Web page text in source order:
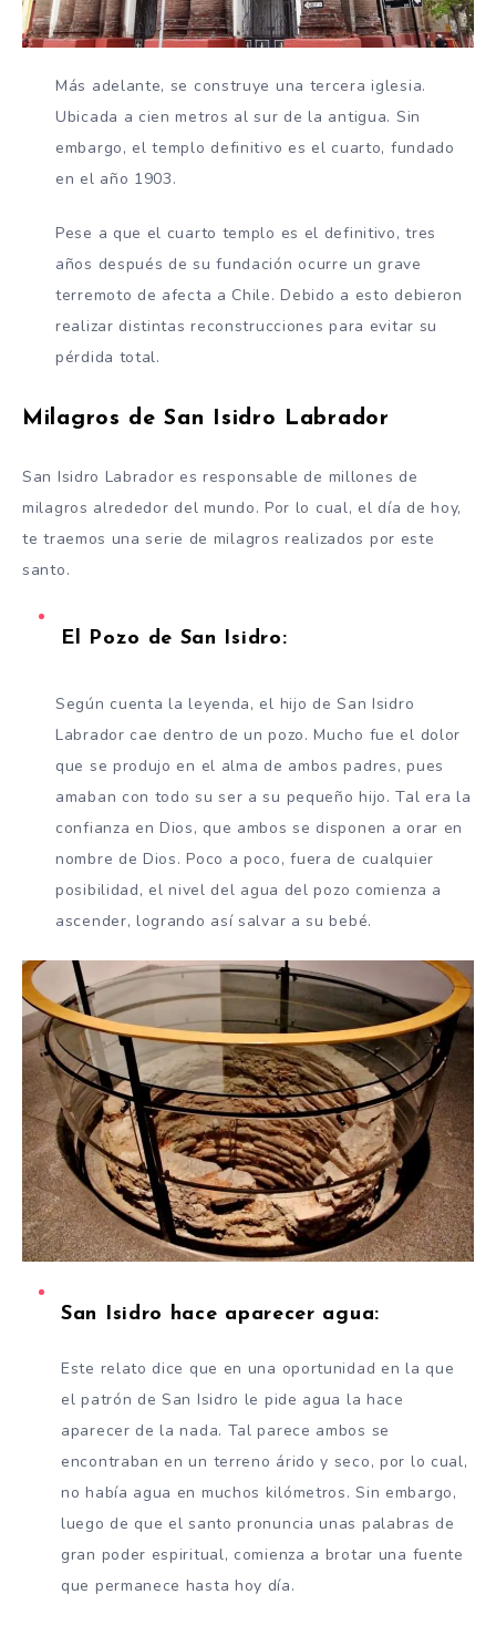
Más adelante, se construye una tercera iglesia.
Ubicada a cien metros al sur de la antigua. Sin
embargo, el templo definitivo es el cuarto, fundado
en el año 1903.
Pese a que el cuarto templo es el definitivo, tres
años después de su fundación ocurre un grave
terremoto de afecta a Chile. Debido a esto debieron
realizar distintas reconstrucciones para evitar su
pérdida total.
Milagros de San Isidro Labrador
San Isidro Labrador es responsable de millones de
milagros alrededor del mundo. Por lo cual, el día de hoy,
te traemos una serie de milagros realizados por este
santo.
El Pozo de San Isidro:
Según cuenta la leyenda, el hijo de San Isidro
Labrador cae dentro de un pozo. Mucho fue el dolor
que se produjo en el alma de ambos padres, pues
amaban con todo su ser a su pequeño hijo. Tal era la
confianza en Dios, que ambos se disponen a orar en
nombre de Dios. Poco a poco, fuera de cualquier
posibilidad, el nivel del agua del pozo comienza a
ascender, logrando así salvar a su bebé.
San Isidro hace aparecer agua:
Este relato dice que en una oportunidad en la que
el patrón de San Isidro le pide agua la hace
aparecer de la nada. Tal parece ambos se
encontraban en un terreno árido y seco, por lo cual,
no había agua en muchos kilómetros. Sin embargo,
luego de que el santo pronuncia unas palabras de
gran poder espiritual, comienza a brotar una fuente
que permanece hasta hoy día.